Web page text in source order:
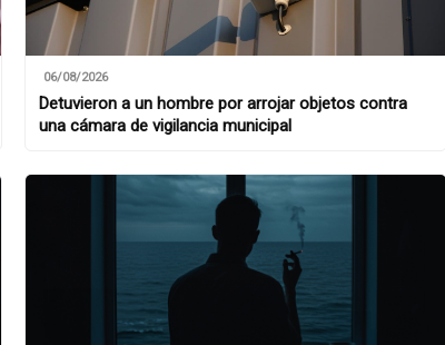
06/08/2026
Detuvieron a un hombre por arrojar objetos contra
una cámara de vigilancia municipal